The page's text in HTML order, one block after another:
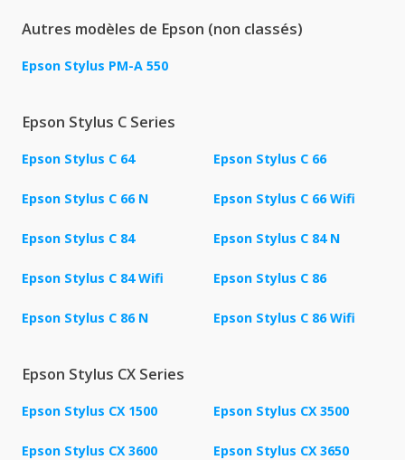
Autres modèles de Epson (non classés)
Epson Stylus PM-A 550
Epson Stylus C Series
Epson Stylus C 64 Epson Stylus C 66
Epson Stylus C 66 N Epson Stylus C 66 Wifi
Epson Stylus C 84 Epson Stylus C 84 N
Epson Stylus C 84 Wifi Epson Stylus C 86
Epson Stylus C 86 N Epson Stylus C 86 Wifi
Epson Stylus CX Series
Epson Stylus CX 1500 Epson Stylus CX 3500
Epson Stylus CX 3600 Epson Stylus CX 3650